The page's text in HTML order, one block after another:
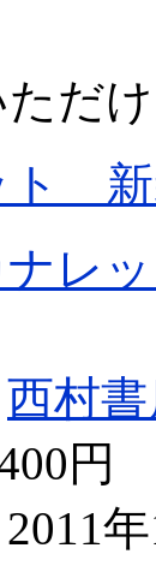
だ
ト 新
ナレッ
西村
円
年